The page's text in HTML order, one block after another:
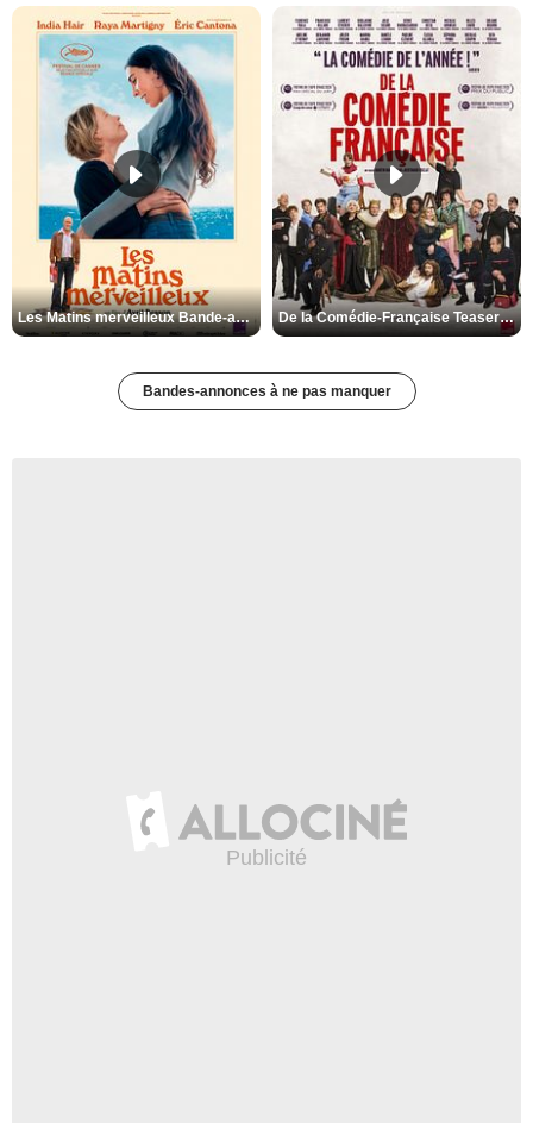
Les Matins merveilleux Bande-annonce VF De la Comédie-Française Teaser VF
Bandes-annonces à ne pas manquer